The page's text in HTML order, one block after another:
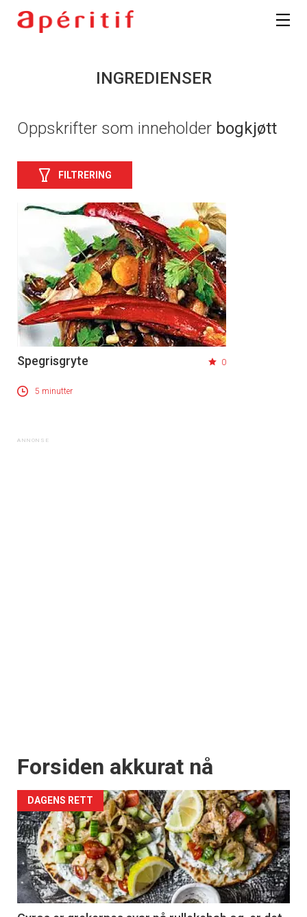
INGREDIENSER
Oppskrifter som inneholder bogkjøtt
FILTRERING
Spegrisgryte 0
5 minutter
Forsiden akkurat nå
DAGENS RETT